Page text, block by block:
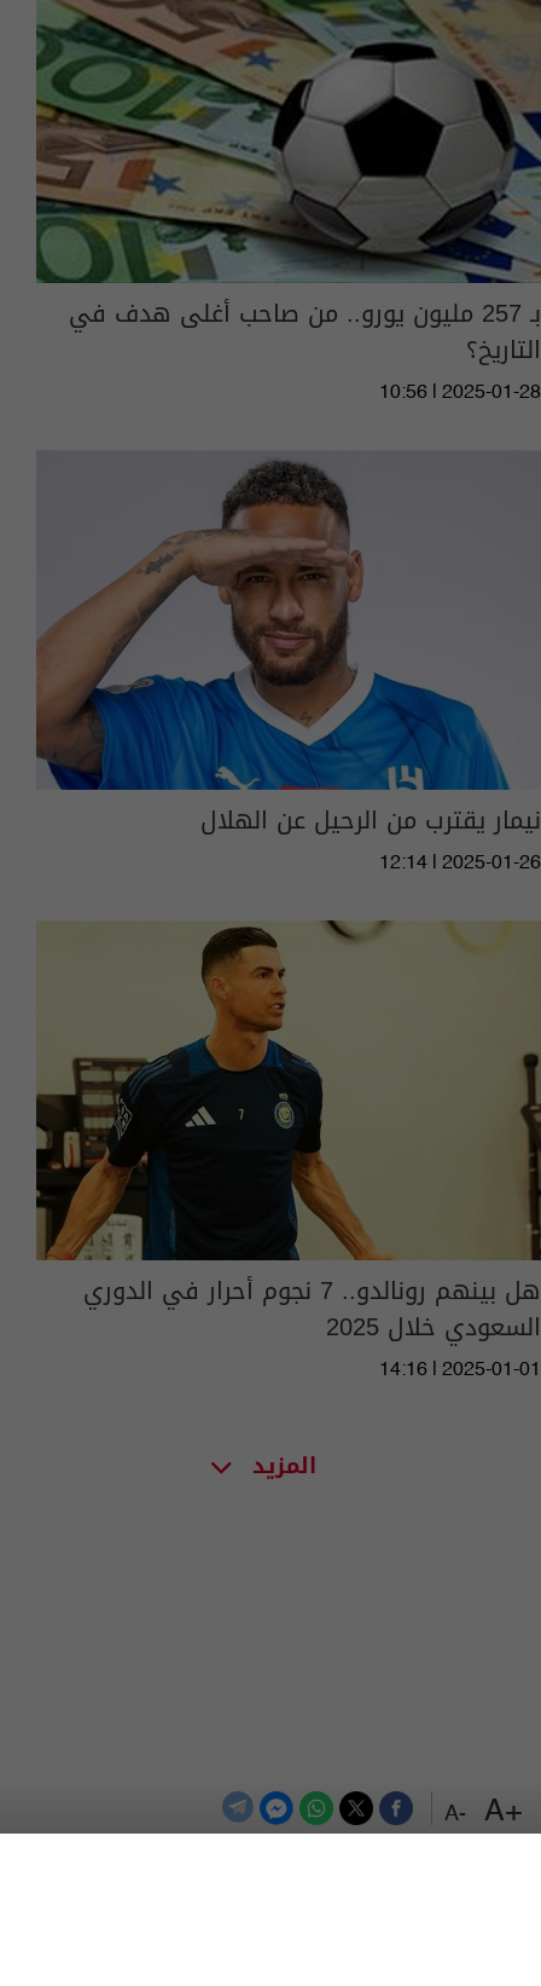
+A
-A
بـ 257 مليون يورو.. من صاحب أغلى هدف في
التاريخ؟
10:56 | 2025-01-28
نيمار يقترب من الرحيل عن الهلال
12:14 | 2025-01-26
هل بينهم رونالدو.. 7 نجوم أحرار في الدوري
السعودي خلال 2025
14:16 | 2025-01-01
المزيد